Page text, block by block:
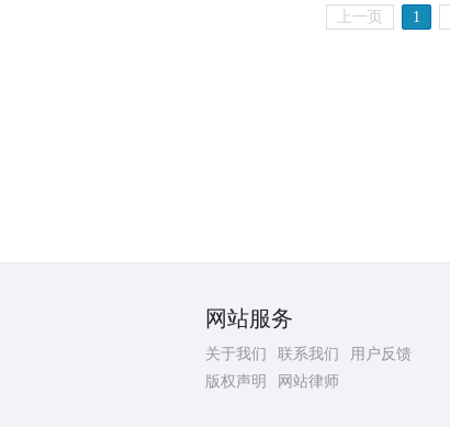
上一页 1
网站服务
关于我们 联系我们
用户反馈
版权声明
网站律师